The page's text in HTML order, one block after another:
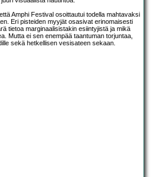
Amphi Festival osoittautui todella mahtavaksi
Eri pisteiden myyjät osasivat erinomaisesti
tietoa marginaalisistakin esiintyjistä ja mikä
Mutta ei sen enempää taantuman torjuntaa,
sekä hetkellisen vesisateen sekaan.